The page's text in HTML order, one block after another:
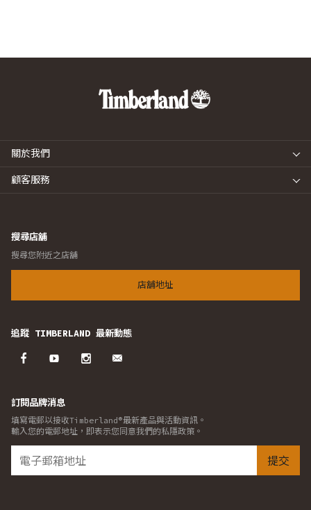
關於我們
顧客服務
搜尋店舖
搜尋您附近之店舖
店舖地址
追蹤 TIMBERLAND 最新動態
訂閱品牌消息
填寫電郵以接收Timberland®最新產品與活動資訊。
輸入您的電郵地址，即表示您同意我們的私隱政策。
提交